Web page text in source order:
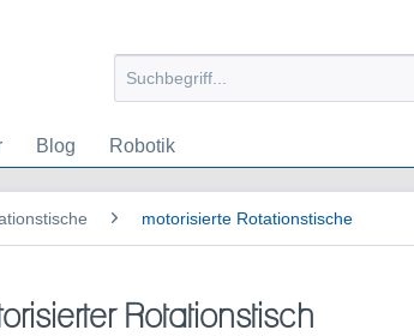
Blog Robotik
motorisierte Rotationstische
Rotationstisch